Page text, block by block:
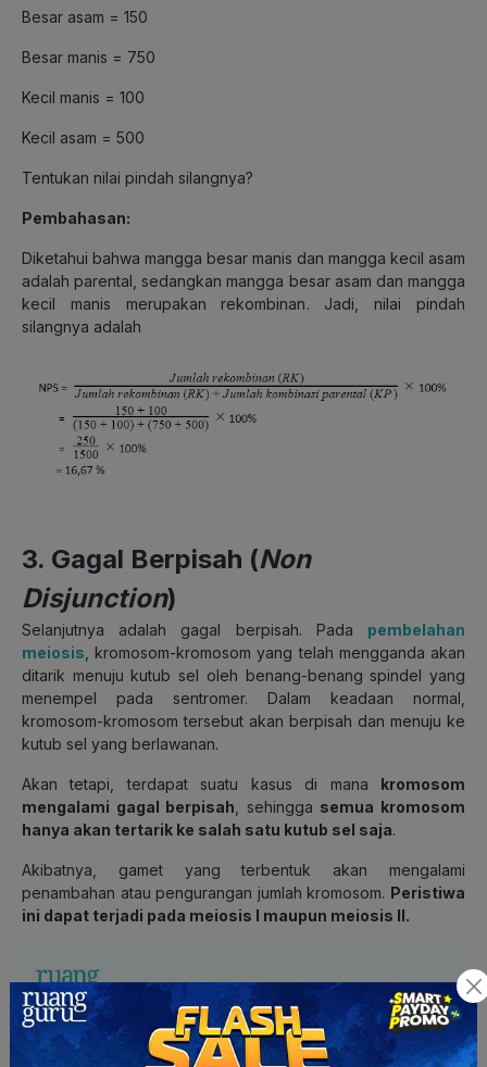
Besar asam = 150
Besar manis = 750
Kecil manis = 100
Kecil asam = 500
Tentukan nilai pindah silangnya?
Pembahasan:
Diketahui bahwa mangga besar manis dan mangga kecil asam
adalah parental, sedangkan mangga besar asam dan mangga
kecil manis merupakan rekombinan. Jadi, nilai pindah
silangnya adalah
3. Gagal Berpisah (Non
Disjunction)
Selanjutnya adalah gagal berpisah. Pada pembelahan
meiosis , kromosom-kromosom yang telah mengganda akan
ditarik menuju kutub sel oleh benang-benang spindel yang
menempel pada sentromer. Dalam keadaan normal,
kromosom-kromosom tersebut akan berpisah dan menuju ke
kutub sel yang berlawanan.
Akan tetapi, terdapat suatu kasus di mana kromosom
mengalami gagal berpisah , sehingga semua kromosom
hanya akan tertarik ke salah satu kutub sel saja.
Akibatnya, gamet yang terbentuk akan mengalami
penambahan atau pengurangan jumlah kromosom. Peristiwa
ini dapat terjadi pada meiosis I maupun meiosis II.